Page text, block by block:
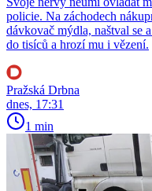
policie. Na záchodech
dávkovač mýdla, naštval se
do tisíců a hrozí mu i vězení.
Pražská Drbna
dnes, 17:31
1 min